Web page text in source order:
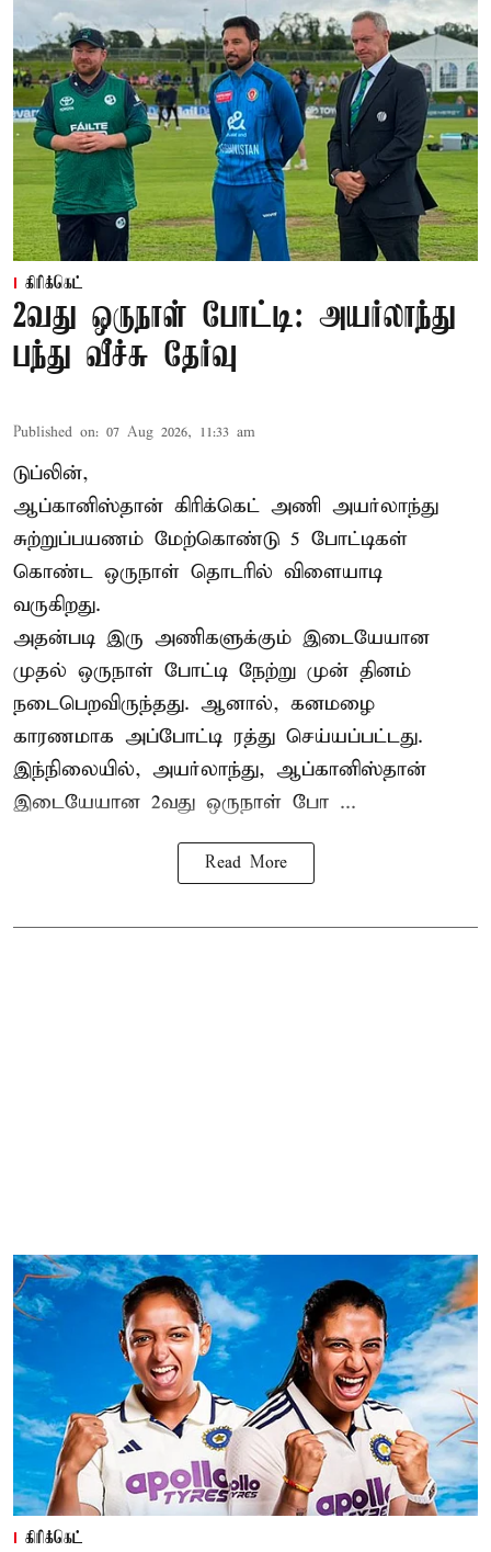
கிரிக்கெட்
2வது ஒருநாள் போட்டி: அயர்லாந்து
பந்து வீச்சு தேர்வு
Published on: 07 Aug 2026, 11:33 am
டுப்லின்,
ஆப்கானிஸ்தான் கிரிக்கெட் அணி அயர்லாந்து
சுற்றுப்பயணம் மேற்கொண்டு 5 போட்டிகள்
கொண்ட ஒருநாள் தொடரில் விளையாடி
வருகிறது.
அதன்படி இரு அணிகளுக்கும் இடையேயான
முதல் ஒருநாள் போட்டி நேற்று முன் தினம்
நடைபெறவிருந்தது. ஆனால், கனமழை
காரணமாக அப்போட்டி ரத்து செய்யப்பட்டது.
இந்நிலையில், அயர்லாந்து, ஆப்கானிஸ்தான்
இடையேயான 2வது ஒருநாள் போ ...
Read More
கிரிக்கெட்